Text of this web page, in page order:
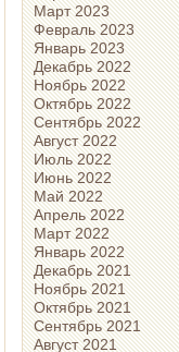
Март 2023
Февраль 2023
Январь 2023
Декабрь 2022
Ноябрь 2022
Октябрь 2022
Сентябрь 2022
Август 2022
Июль 2022
Июнь 2022
Май 2022
Апрель 2022
Март 2022
Январь 2022
Декабрь 2021
Ноябрь 2021
Октябрь 2021
Сентябрь 2021
Август 2021